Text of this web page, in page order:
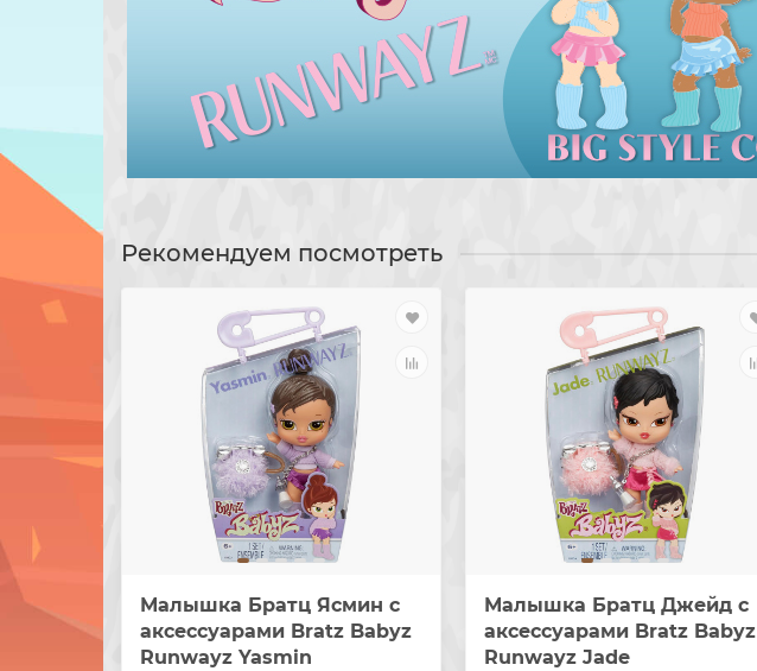
Рекомендуем посмотреть
Малышка Братц Ясмин с
аксессуарами Bratz Babyz
Runwayz Yasmin
Малышка Братц Джейд с
аксессуарами Bratz Babyz
Runwayz Jade